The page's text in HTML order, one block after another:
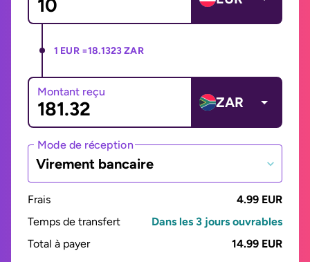
1 EUR =18.1323 ZAR
Montant reçu
ZAR
Mode de réception
Virement bancaire
Frais
4.99 EUR
Temps de transfert
Dans les 3 jours ouvrables
Total à payer
14.99 EUR